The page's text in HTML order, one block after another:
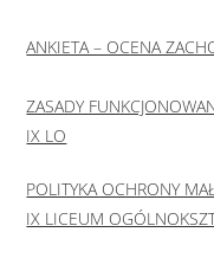
ANKIETA – OCENA
ZASADY
IX LO
POLITYKA OCHRONY
IX LICEUM